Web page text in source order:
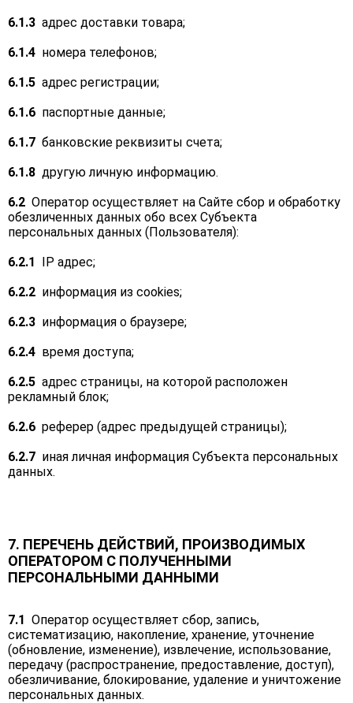
6.1.3 адрес доставки товара;
6.1.4 номера телефонов;
6.1.5 адрес регистрации;
6.1.6 паспортные данные;
6.1.7 банковские реквизиты счета;
6.1.8 другую личную информацию.
6.2 Оператор осуществляет на Сайте сбор и обработку
обезличенных данных обо всех Субъекта
персональных данных (Пользователя):
6.2.1 IP адрес;
6.2.2 информация из cookies;
6.2.3 информация о браузере;
6.2.4 время доступа;
6.2.5 адрес страницы, на которой расположен
рекламный блок;
6.2.6 реферер (адрес предыдущей страницы);
6.2.7 иная личная информация Субъекта персональных
данных.
7. ПЕРЕЧЕНЬ ДЕЙСТВИЙ, ПРОИЗВОДИМЫХ
ОПЕРАТОРОМ С ПОЛУЧЕННЫМИ
ПЕРСОНАЛЬНЫМИ ДАННЫМИ
7.1 Оператор осуществляет сбор, запись,
систематизацию, накопление, хранение, уточнение
(обновление, изменение), извлечение, использование,
передачу (распространение, предоставление, доступ),
обезличивание, блокирование, удаление и уничтожение
персональных данных.